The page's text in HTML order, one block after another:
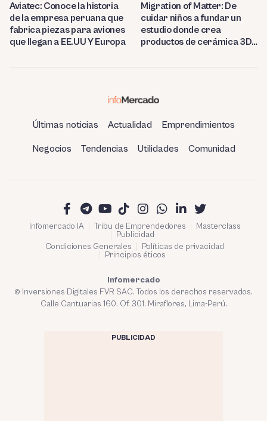
Aviatec: Conoce la historia
de la empresa peruana que
fabrica piezas para aviones
que llegan a EE.UU Y Europa
Migration of Matter: De
cuidar niños a fundar un
estudio donde crea
productos de cerámica 3D
Últimas noticias Actualidad Emprendimientos
Negocios Tendencias Utilidades Comunidad
Infomercado IA Tribu de Emprendedores
Masterclass
Publicidad
Condiciones Generales
Políticas de privacidad
Principios éticos
Infomercado
© Inversiones Digitales FVR SAC. Todos los derechos reservados.
Calle Cantuarias 160. Of. 301. Miraflores, Lima-Perú.
PUBLICIDAD